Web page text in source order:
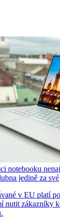
notebooku
jedině za své
v EU platí
nutit zákazníky